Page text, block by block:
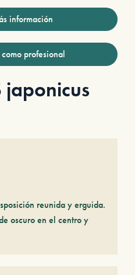
información
profesional
japonicus
reunida y erguida.
oscuro en el centro y